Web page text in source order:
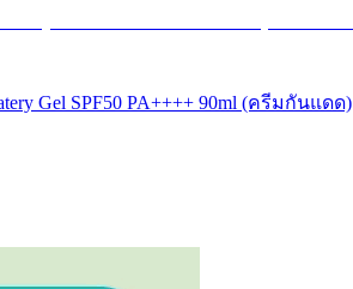
Gel SPF50 PA++++ 90ml (ครีมกันแดด)